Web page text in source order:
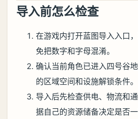
导入前怎么检查
在游戏内打开蓝图导入入口
免把数字和字母混淆。
确认当前角色已进入四号谷
的区域空间和设施解锁条件。
导入后先检查供电、物流和
据自己的资源储备决定是否一